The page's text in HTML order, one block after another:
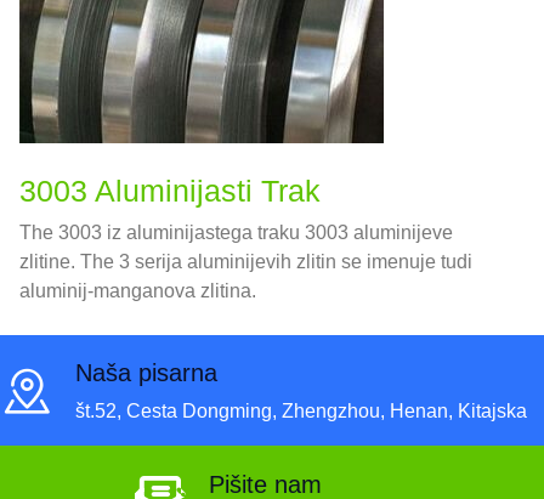
3003 Aluminijasti Trak
The 3003 iz aluminijastega traku 3003 aluminijeve
zlitine. The 3 serija aluminijevih zlitin se imenuje tudi
aluminij-manganova zlitina.
Naša pisarna
št.52, Cesta Dongming, Zhengzhou, Henan, Kitajska
Pišite nam